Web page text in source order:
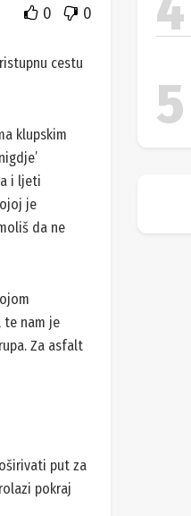
0 0
cestu
klupskim
i ljeti
je
da ne
te nam je
Za asfalt
put za
pokraj